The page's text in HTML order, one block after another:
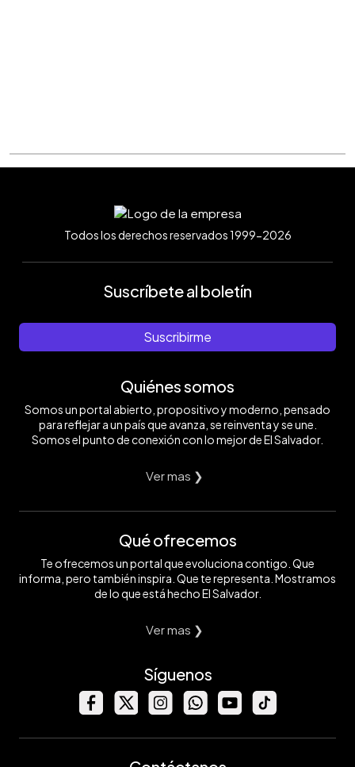
Todos los derechos reservados 1999-2026
Suscríbete al boletín
Suscribirme
Quiénes somos
Somos un portal abierto, propositivo y moderno, pensado
para reflejar a un país que avanza, se reinventa y se une.
Somos el punto de conexión con lo mejor de El Salvador.
Ver mas ❯
Qué ofrecemos
Te ofrecemos un portal que evoluciona contigo. Que
informa, pero también inspira. Que te representa. Mostramos
de lo que está hecho El Salvador.
Ver mas ❯
Síguenos